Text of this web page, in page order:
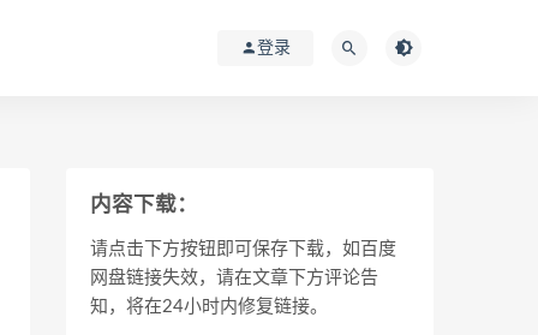
登录
内容下载：
请点击下方按钮即可保存下载，如百度
网盘链接失效，请在文章下方评论告
知，将在24小时内修复链接。